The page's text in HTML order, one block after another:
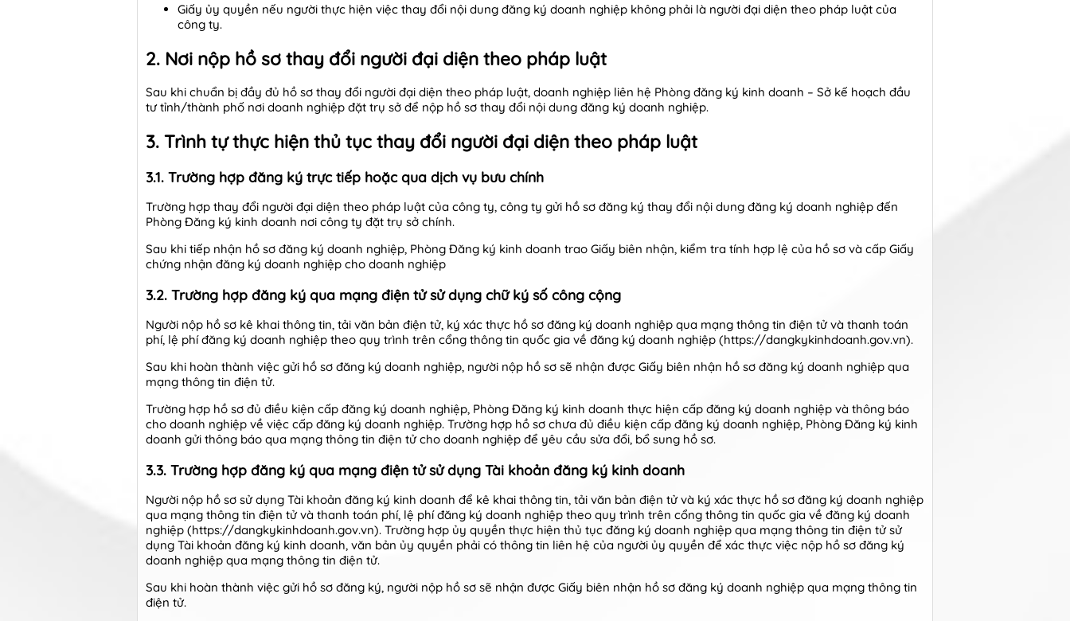
Giấy ủy quyền nếu người thực hiện việc thay đổi nội dung đăng ký doanh nghiệp không phải là người đại diện theo pháp luật của
công ty.
2. Nơi nộp hồ sơ thay đổi người đại diện theo pháp luật
Sau khi chuẩn bị đầy đủ hồ sơ thay đổi người đại diện theo pháp luật, doanh nghiệp liên hệ Phòng đăng ký kinh doanh – Sở kế hoạch đầu
tư tỉnh/thành phố nơi doanh nghiệp đặt trụ sở để nộp hồ sơ thay đổi nội dung đăng ký doanh nghiệp.
3. Trình tự thực hiện thủ tục thay đổi người đại diện theo pháp luật
3.1. Trường hợp đăng ký trực tiếp hoặc qua dịch vụ bưu chính
Trường hợp thay đổi người đại diện theo pháp luật của công ty, công ty gửi hồ sơ đăng ký thay đổi nội dung đăng ký doanh nghiệp đến
Phòng Đăng ký kinh doanh nơi công ty đặt trụ sở chính.
Sau khi tiếp nhận hồ sơ đăng ký doanh nghiệp, Phòng Đăng ký kinh doanh trao Giấy biên nhận, kiểm tra tính hợp lệ của hồ sơ và cấp Giấy
chứng nhận đăng ký doanh nghiệp cho doanh nghiệp
3.2. Trường hợp đăng ký qua mạng điện tử sử dụng chữ ký số công cộng
Người nộp hồ sơ kê khai thông tin, tải văn bản điện tử, ký xác thực hồ sơ đăng ký doanh nghiệp qua mạng thông tin điện tử và thanh toán
phí, lệ phí đăng ký doanh nghiệp theo quy trình trên cổng thông tin quốc gia về đăng ký doanh nghiệp (https://dangkykinhdoanh.gov.vn).
Sau khi hoàn thành việc gửi hồ sơ đăng ký doanh nghiệp, người nộp hồ sơ sẽ nhận được Giấy biên nhận hồ sơ đăng ký doanh nghiệp qua
mạng thông tin điện tử.
Trường hợp hồ sơ đủ điều kiện cấp đăng ký doanh nghiệp, Phòng Đăng ký kinh doanh thực hiện cấp đăng ký doanh nghiệp và thông báo
cho doanh nghiệp về việc cấp đăng ký doanh nghiệp. Trường hợp hồ sơ chưa đủ điều kiện cấp đăng ký doanh nghiệp, Phòng Đăng ký kinh
doanh gửi thông báo qua mạng thông tin điện tử cho doanh nghiệp để yêu cầu sửa đổi, bổ sung hồ sơ.
3.3. Trường hợp đăng ký qua mạng điện tử sử dụng Tài khoản đăng ký kinh doanh
Người nộp hồ sơ sử dụng Tài khoản đăng ký kinh doanh để kê khai thông tin, tải văn bản điện tử và ký xác thực hồ sơ đăng ký doanh nghiệp
qua mạng thông tin điện tử và thanh toán phí, lệ phí đăng ký doanh nghiệp theo quy trình trên cổng thông tin quốc gia về đăng ký doanh
nghiệp (https://dangkykinhdoanh.gov.vn). Trường hợp ủy quyền thực hiện thủ tục đăng ký doanh nghiệp qua mạng thông tin điện tử sử
dụng Tài khoản đăng ký kinh doanh, văn bản ủy quyền phải có thông tin liên hệ của người ủy quyền để xác thực việc nộp hồ sơ đăng ký
doanh nghiệp qua mạng thông tin điện tử.
Sau khi hoàn thành việc gửi hồ sơ đăng ký, người nộp hồ sơ sẽ nhận được Giấy biên nhận hồ sơ đăng ký doanh nghiệp qua mạng thông tin
điện tử.